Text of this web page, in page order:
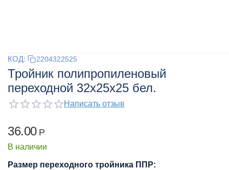
КОД: 2204322525
Тройник полипропиленовый
переходной 32x25x25 бел.
Написать отзыв
36.00 Р
В наличии
Размер переходного тройника ППР: